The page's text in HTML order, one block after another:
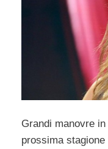
Grandi manovre
prossima